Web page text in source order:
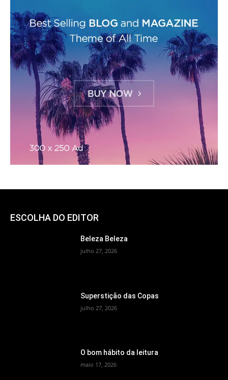
ESCOLHA DO EDITOR
Beleza Beleza
julho 27, 2026
Superstição das Copas
julho 27, 2026
O bom hábito da leitura
maio 17, 2026